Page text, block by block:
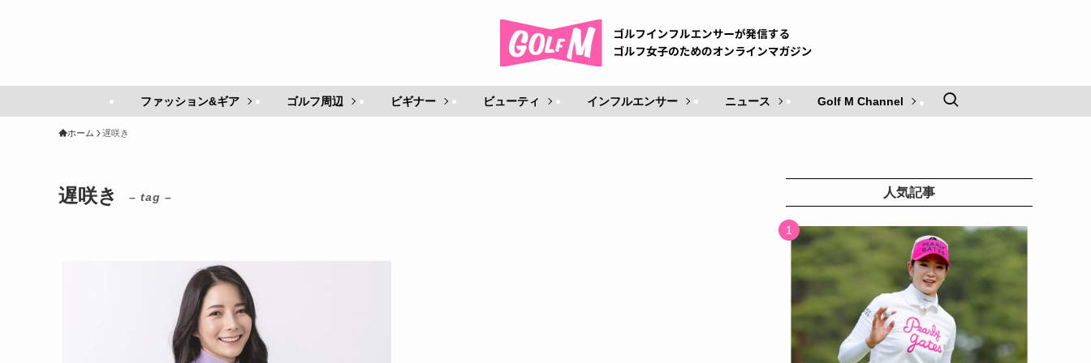
ファッション&ギア ゴルフ周辺 ビギナー ビューティ インフルエンサー ニュース Golf M Channel
ホーム 遅咲き
遅咲き – tag – 人気記事